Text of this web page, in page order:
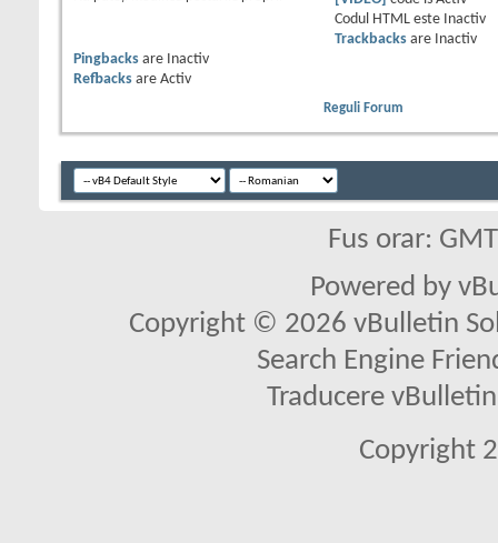
Codul HTML este
Inactiv
Trackbacksare
Inactiv
Pingbacks are
Inactiv
Refbacks are Activ
Reguli Forum
Fus orar:
Powered by
Copyright © 2026 vBulletin
Search Engine
Traducere
Copyright